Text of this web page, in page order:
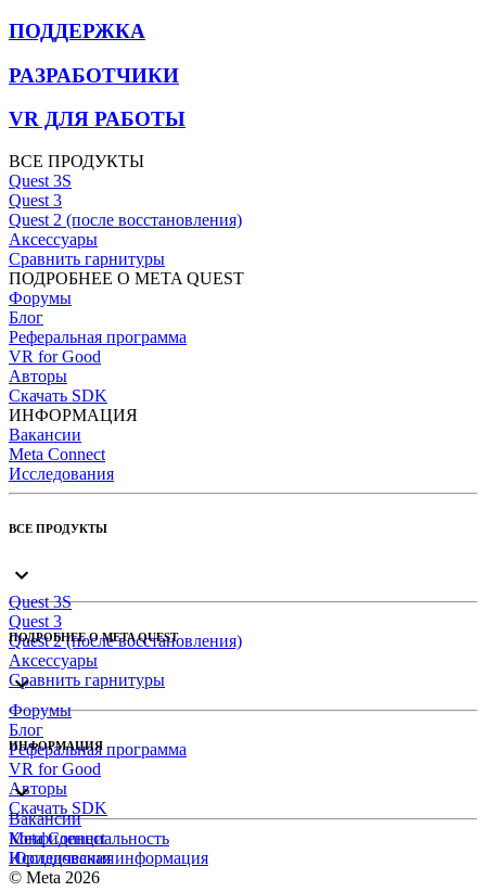
ПОДДЕРЖКА
РАЗРАБОТЧИКИ
VR ДЛЯ РАБОТЫ
ВСЕ ПРОДУКТЫ
Quest 3S
Quest 3
Quest 2 (после восстановления)
Аксессуары
Сравнить гарнитуры
ПОДРОБНЕЕ О META QUEST
Форумы
Блог
Реферальная программа
VR for Good
Авторы
Скачать SDK
ИНФОРМАЦИЯ
Вакансии
Meta Connect
Исследования
ВСЕ ПРОДУКТЫ
Quest 3S
Quest 3
Quest 2 (после восстановления)
Аксессуары
Сравнить гарнитуры
ПОДРОБНЕЕ О META QUEST
Форумы
Блог
Реферальная программа
VR for Good
Авторы
Скачать SDK
ИНФОРМАЦИЯ
Вакансии
Meta Connect
Исследования
Конфиденциальность
Юридическая информация
© Meta 2026